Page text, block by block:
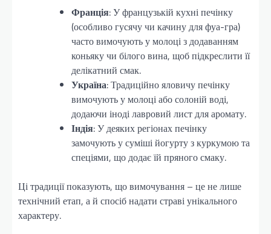
Франція: У французькій кухні печінку
(особливо гусячу чи качину для фуа-гра)
часто вимочують у молоці з додаванням
коньяку чи білого вина, щоб підкреслити її
делікатний смак.
Україна: Традиційно яловичу печінку
вимочують у молоці або солоній воді,
додаючи іноді лавровий лист для аромату.
Індія: У деяких регіонах печінку
замочують у суміші йогурту з куркумою та
спеціями, що додає їй пряного смаку.
Ці традиції показують, що вимочування – це не лише
технічний етап, а й спосіб надати страві унікального
характеру.